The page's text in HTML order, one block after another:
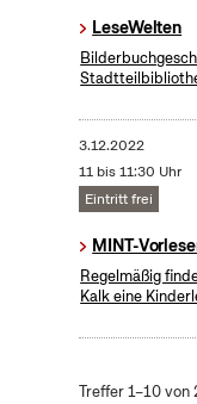
LeseWelten
3.12.2022
11 bis 11:30 Uhr
Eintritt frei
MINT-
Regelmäßig
Kalk eine
Treffer 1–10 von